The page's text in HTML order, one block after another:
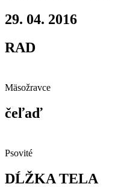
29. 04. 2016
RAD
Mäsožravce
čeľaď
Psovité
DĹŽKA TELA